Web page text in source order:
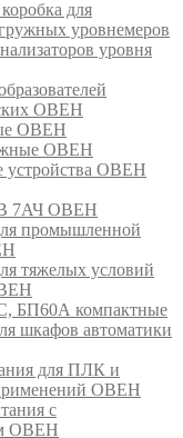
для
уровнемеров
уровня
ОВЕН
ОВЕН
ОВЕН
устройства ОВЕН
7АЧ ОВЕН
промышленной
тяжелых условий
БП60А компактные
шкафов автоматики
для ПЛК и
ОВЕН
с
ОВЕН